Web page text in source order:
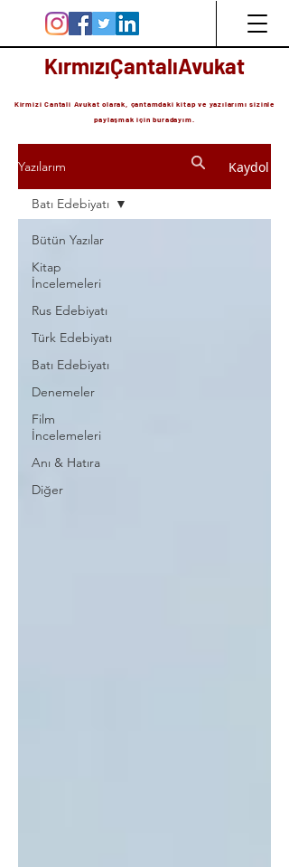
KırmızıÇantalıAvukat
Kirmizi Cantali Avukat olarak, çantamdaki kitap ve yazılarımı sizinle
paylaşmak için buradayım.
Yazılarım Kaydol
Bütün Yazılar
Kitap
İncelemeleri
Rus Edebiyatı
Türk Edebiyatı
Batı Edebiyatı
Denemeler
Film
İncelemeleri
Anı & Hatıra
Diğer
Batı Edebiyatı